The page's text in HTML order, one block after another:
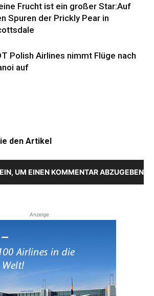
Frucht ist ein großer Star:Auf
Spuren der Prickly Pear in
Polish Airlines nimmt Flüge nach
auf
den Artikel
UM EINEN KOMMENTAR ABZUGEBEN
Anzeige